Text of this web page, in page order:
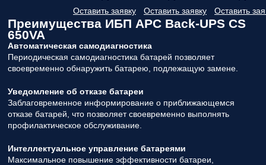
Оставить заявку Оставить заявку Оставить
Преимущества ИБП APC Back-UPS CS
650VA
Автоматическая самодиагностика
Периодическая самодиагностика батарей позволяет
своевременно обнаружить батарею, подлежащую замене.
Уведомление об отказе батареи
Заблаговременное информирование о приближающемся
отказе батарей, что позволяет своевременно выполнять
профилактическое обслуживание.
Интеллектуальное управление батареями
Максимальное повышение эффективности батареи,